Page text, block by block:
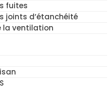
fuites
joints d’étanchéité
la ventilation